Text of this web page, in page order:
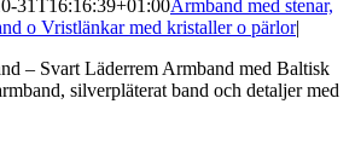
31T16:16:39+01:00Armband med stenar,
o Vristlänkar med kristaller o pärlor|
– Svart Läderrem Armband med Baltisk
silverpläterat band och detaljer med